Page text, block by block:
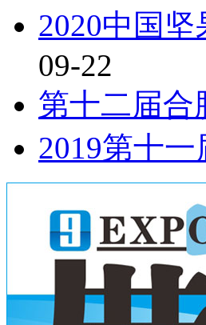
2020中国
09-22
第十二届合
2019第十